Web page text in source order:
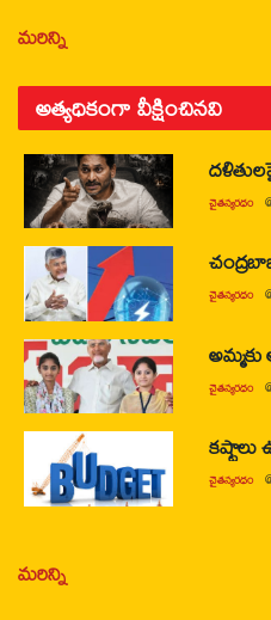
మరిన్ని
అత్యధికంగా వీక్షించినవి
చైతన్యరధం
చైతన్యరధం
చైతన్యరధం
కష్టాలు
చైతన్యరధం
మరిన్ని